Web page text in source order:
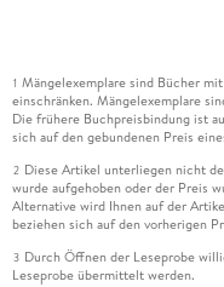
1 Mängelexemplare sind Bücher
einschränken. Mängelexemplare
Die frühere Buchpreisbindung ist
sich auf den gebundenen Preis
2 Diese Artikel unterliegen nicht
wurde aufgehoben oder der Preis
Alternative wird Ihnen auf der
beziehen sich auf den vorherigen
3 Durch Öffnen der Leseprobe
Leseprobe übermittelt werden.